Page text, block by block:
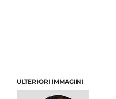
ULTERIORI IMMAGINI